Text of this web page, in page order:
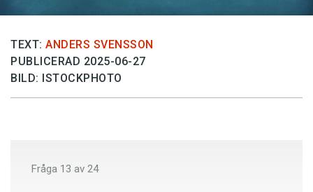
Press
TEXT: ANDERS SVENSSON
PUBLICERAD 2025-06-27
BILD: ISTOCKPHOTO
Fråga 13 av 24